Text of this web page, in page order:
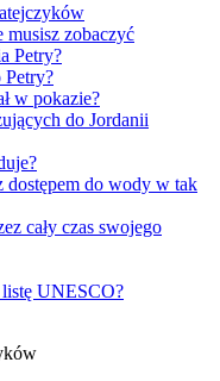
musisz zobaczyć
Petry?
Petry?
w pokazie?
do Jordanii
dostępem do wody w tak
cały czas swojego
listę UNESCO?